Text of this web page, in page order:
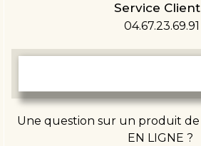
Une question sur un produit
EN LIGNE ?
Service Client
04.67.23.69.91